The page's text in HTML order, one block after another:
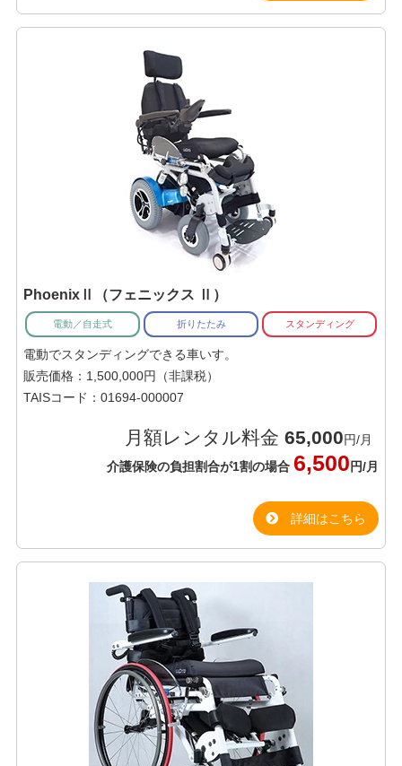
PhoenixⅡ（フェニックス Ⅱ）
電動／自走式 折りたたみ スタンディング
電動でスタンディングできる車いす。
販売価格：1,500,000円（非課税）
TAISコード：01694-000007
月額レンタル料金65,000円/月
介護保険の負担割合が1割の場合 6,500円/月
詳細はこちら